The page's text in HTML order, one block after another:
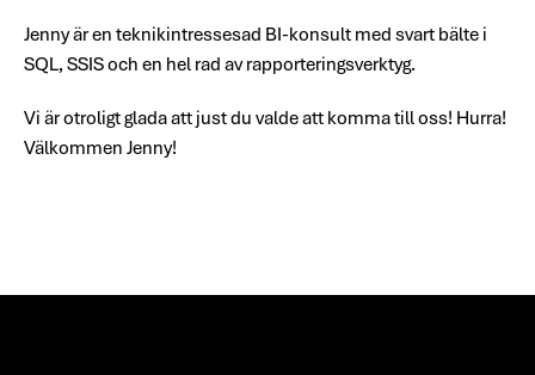
Jenny är en teknikintressesad BI-konsult med svart bälte i
SQL, SSIS och en hel rad av rapporteringsverktyg.
Vi är otroligt glada att just du valde att komma till oss! Hurra!
Välkommen Jenny!
Footer